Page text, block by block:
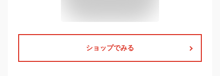
ショップでみる